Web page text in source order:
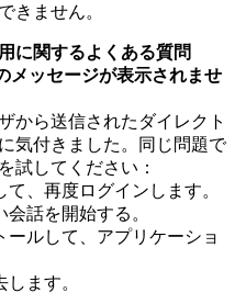
きません。
に関するよくある質問
メッセージが表示されませ
から送信されたダイレクト
気付きました。同じ問題で
試してください：
、再度ログインします。
話を開始する。
ールして、アプリケーショ
ます。